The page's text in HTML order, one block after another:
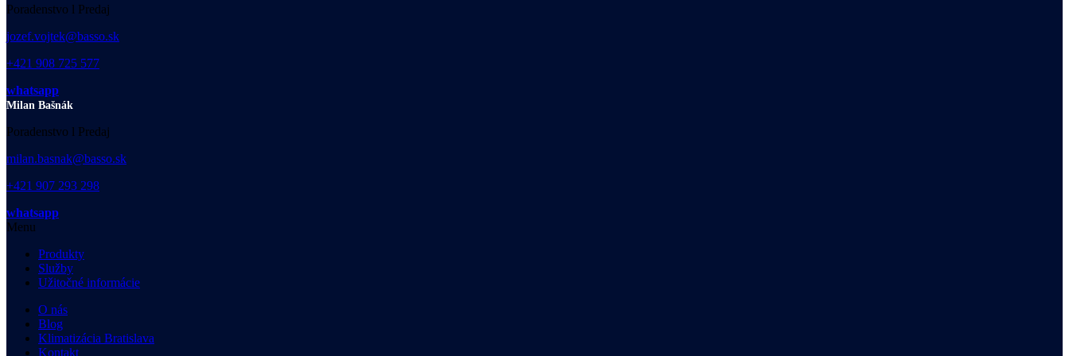
Poradenstvo l Predaj
jozef.vojtek@basso.sk
+421 908 725 577
whatsapp
Milan Bašnák
Poradenstvo l Predaj
milan.basnak@basso.sk
+421 907 293 298
whatsapp
Menu
Produkty
Služby
Užitočné informácie
O nás
Blog
Klimatizácia Bratislava
Kontakt